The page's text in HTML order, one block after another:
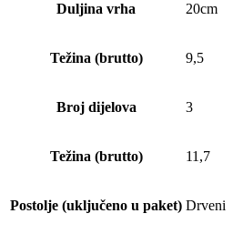
Duljina vrha 20cm
Težina (brutto) 9,5
Broj dijelova 3
Težina (brutto) 11,7
Postolje (uključeno u paket) Drveni